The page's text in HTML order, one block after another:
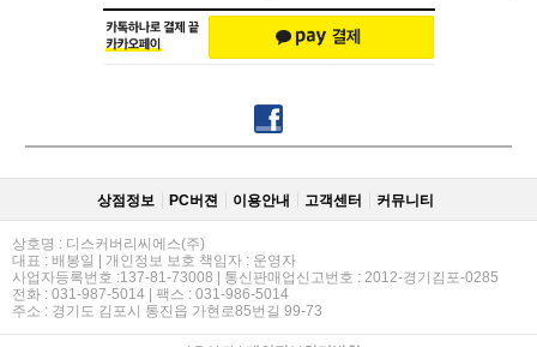
상점정보 PC버젼 이용안내 고객센터 커뮤니티
상호명 : 디스커버리씨에스(주)
대표 : 배봉일 | 개인정보 보호 책임자 : 운영자
사업자등록번호 :137-81-73008 | 통신판매업신고번호 : 2012-경기김포-0285
전화 : 031-987-5014 | 팩스 : 031-986-5014
주소 : 경기도 김포시 통진읍 가현로85번길 99-73